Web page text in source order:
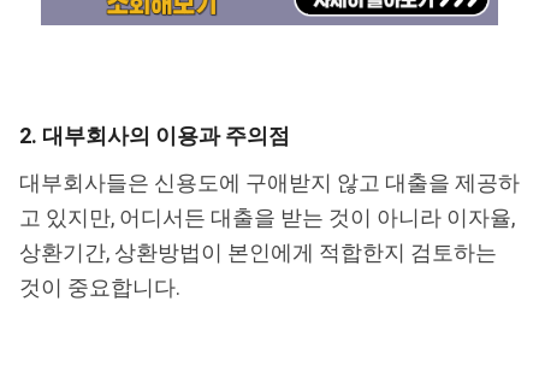
2. 대부회사의 이용과 주의점
대부회사들은 신용도에 구애받지 않고 대출을 제공하
고 있지만, 어디서든 대출을 받는 것이 아니라 이자율,
상환기간, 상환방법이 본인에게 적합한지 검토하는
것이 중요합니다.